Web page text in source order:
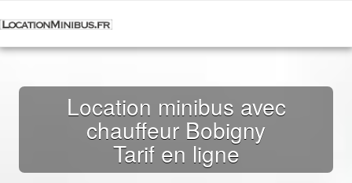
Location minibus avec
chauffeur Bobigny
Tarif en ligne